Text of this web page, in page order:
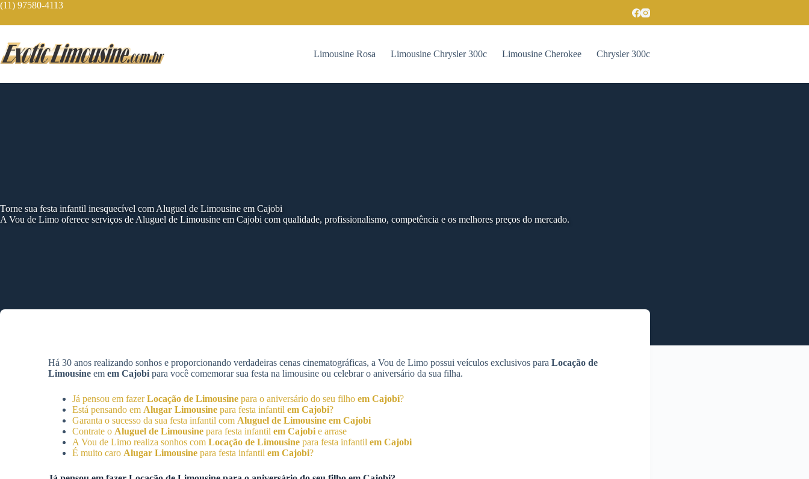
Skip
content
(11) 97580-4113
Limousine Rosa Limousine Chrysler 300c Limousine Cherokee Chrysler 300c
Torne sua festa infantil inesquecível com Aluguel de Limousine em Cajobi
A Vou de Limo oferece serviços de Aluguel de Limousine em Cajobi com qualidade, profissionalismo, competência e os melhores preços do mercado.
Há 30 anos realizando sonhos e proporcionando verdadeiras cenas cinematográficas, a Vou de Limo possui veículos exclusivos para Locação de
Limousine em em Cajobi para você comemorar sua festa na limousine ou celebrar o aniversário da sua filha.
Já pensou em fazerLocação de Limousine para o aniversário do seu filho em Cajobi?
Está pensando em Alugar Limousine para festa infantil em Cajobi?
Garanta o sucesso da sua festa infantil com Aluguel de Limousine em Cajobi
Contrate o Aluguel de Limousine para festa infantil em Cajobi e arrase
A Vou de Limo realiza sonhos com Locação de Limousine para festa infantil em Cajobi
É muito caro Alugar Limousine para festa infantil em Cajobi?